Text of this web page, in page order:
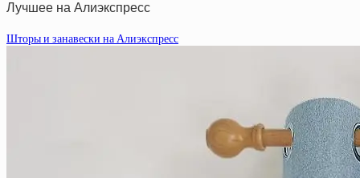
Лучшее на Алиэкспресс
Шторы и занавески на Алиэкспресс